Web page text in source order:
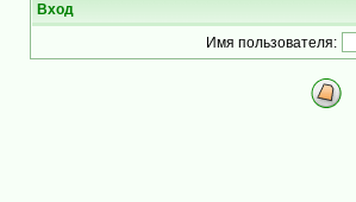
Вход
Имя пользователя: